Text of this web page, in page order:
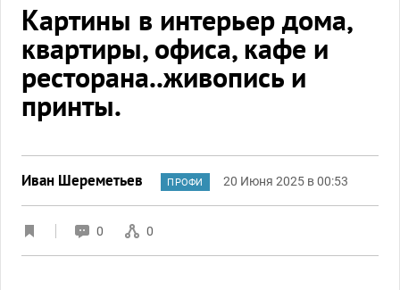
Картины в интерьер дома,
квартиры, офиса, кафе и
ресторана..живопись и
принты.
Иван Шереметьев ПРОФИ 20 Июня 2025 в 00:53
0 0